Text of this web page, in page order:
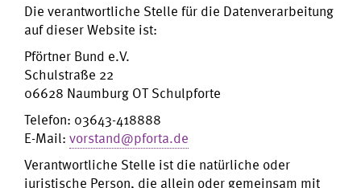
Die verantwortliche Stelle für die Datenverarbeitung
auf dieser Website ist:
Pförtner Bund e.V.
Schulstraße 22
06628 Naumburg OT Schulpforte
Telefon: 03643-418888
E-Mail: vorstand@pforta.de
Verantwortliche Stelle ist die natürliche oder
juristische Person, die allein oder gemeinsam mit